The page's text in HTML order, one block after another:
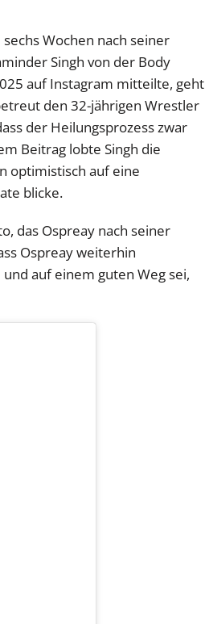
Wochen nach seiner
Singh von der Body
auf Instagram mitteilte, geht
den 32-jährigen Wrestler
der Heilungsprozess zwar
Beitrag lobte Singh die
optimistisch auf eine
blicke.
das Ospreay nach seiner
Ospreay weiterhin
auf einem guten Weg sei,